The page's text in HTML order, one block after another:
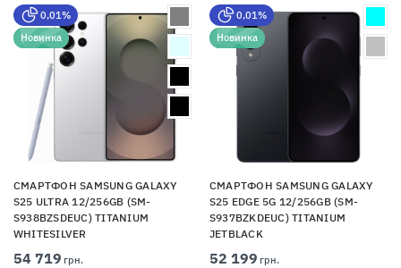
0,01%
Новинка
СМАРТФОН SAMSUNG GALAXY
S25 ULTRA 12/256GB (SM-
S938BZSDEUC) TITANIUM
WHITESILVER
54 719 грн.
0,01%
Новинка
СМАРТФОН SAMSUNG GALAXY
S25 EDGE 5G 12/256GB (SM-
S937BZKDEUC) TITANIUM
JETBLACK
52 199 грн.